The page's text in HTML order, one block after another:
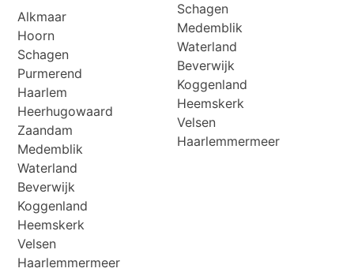
Alkmaar
Hoorn
Schagen
Purmerend
Haarlem
Heerhugowaard
Zaandam
Medemblik
Waterland
Beverwijk
Koggenland
Heemskerk
Velsen
Haarlemmermeer
Schagen
Medemblik
Waterland
Beverwijk
Koggenland
Heemskerk
Velsen
Haarlemmermeer